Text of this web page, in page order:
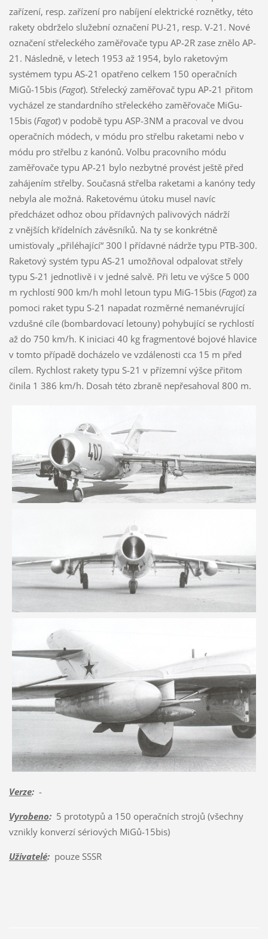
zařízení, resp. zařízení pro nabíjení elektrické roznětky, této
rakety obdrželo služební označení PU-21, resp. V-21. Nové
označení střeleckého zaměřovače typu AP-2R zase znělo AP-
21. Následně, v letech 1953 až 1954, bylo raketovým
systémem typu AS-21 opatřeno celkem 150 operačních
MiGů-15bis (Fagot). Střelecký zaměřovač typu AP-21 přitom
vycházel ze standardního střeleckého zaměřovače MiGu-
15bis (Fagot) v podobě typu ASP-3NM a pracoval ve dvou
operačních módech, v módu pro střelbu raketami nebo v
módu pro střelbu z kanónů. Volbu pracovního módu
zaměřovače typu AP-21 bylo nezbytné provést ještě před
zahájením střelby. Současná střelba raketami a kanóny tedy
nebyla ale možná. Raketovému útoku musel navíc
předcházet odhoz obou přídavných palivových nádrží
z vnějších křídelních závěsníků. Na ty se konkrétně
umisťovaly „přiléhající“ 300 l přídavné nádrže typu PTB-300.
Raketový systém typu AS-21 umožňoval odpalovat střely
typu S-21 jednotlivě i v jedné salvě. Při letu ve výšce 5 000
m rychlostí 900 km/h mohl letoun typu MiG-15bis (Fagot) za
pomoci raket typu S-21 napadat rozměrné nemanévrující
vzdušné cíle (bombardovací letouny) pohybující se rychlostí
až do 750 km/h. K iniciaci 40 kg fragmentové bojové hlavice
v tomto případě docházelo ve vzdálenosti cca 15 m před
cílem. Rychlost rakety typu S-21 v přízemní výšce přitom
činila 1 386 km/h. Dosah této zbraně nepřesahoval 800 m.
Verze:-
Vyrobeno:5 prototypů a 150 operačních strojů (všechny
vznikly konverzí sériových MiGů-15bis)
Uživatelé:pouze SSSR